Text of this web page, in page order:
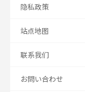
隐私政策
站点地图
联系我们
お問い合わせ